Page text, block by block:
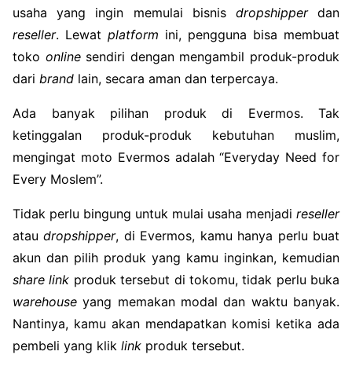
usaha yang ingin memulai bisnis dropshipperdan
reseller. Lewat platform ini, pengguna bisa membuat
toko online sendiri dengan mengambil produk-produk
dari brand lain, secara aman dan terpercaya.
Ada banyak pilihan produk di Evermos. Tak
ketinggalan produk-produk kebutuhan muslim,
mengingat moto Evermos adalah “Everyday Need for
Every Moslem”.
Tidak perlu bingung untuk mulai usaha menjadi reseller
ataudropshipper, di Evermos, kamu hanya perlu buat
akun dan pilih produk yang kamu inginkan, kemudian
share link produk tersebut di tokomu, tidak perlu buka
warehouseyang memakan modal dan waktu banyak.
Nantinya, kamu akan mendapatkan komisi ketika ada
pembeli yang klik link produk tersebut.